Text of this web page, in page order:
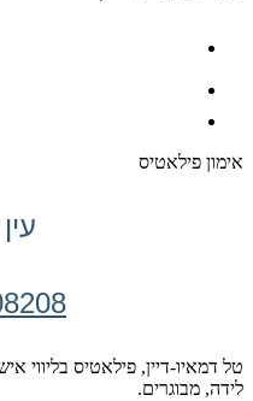
אימון פילאטיס
טל דמאיו-דיין, פילאטיס בליווי
לידה, מבוגרים.